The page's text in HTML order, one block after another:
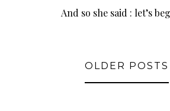
And so she said : let’s
OLDER POSTS